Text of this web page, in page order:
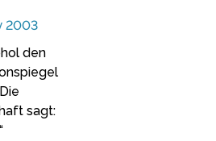
2003
den
sagt: